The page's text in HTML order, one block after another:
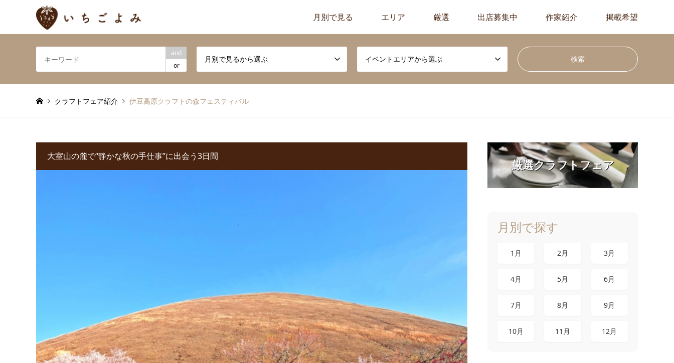
月別で見る エリア 厳選 出店募集中 作家紹介 掲載希望
and
or
月別で見るから選ぶ イベントエリアから選ぶ
クラフトフェア紹介 伊豆高原クラフトの森フェスティバル
大室山の麓で“静かな秋の手仕事”に出会う3日間
厳選クラフトフェア
月別で探す
1月 2月 3月
4月 5月 6月
7月 8月 9月
10月 11月 12月